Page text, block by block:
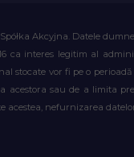
Akcyjna. Datele
ca interes legitim al
stocate vor fi pe o
sau de a limita
nefurnizarea